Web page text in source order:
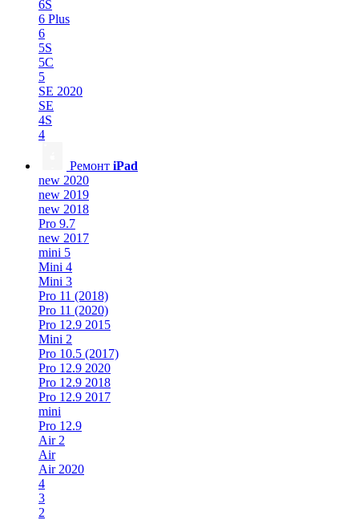
6S
6 Plus
6
5S
5C
5
SE 2020
SE
4S
4
Ремонт iPad
new 2020
new 2019
new 2018
Pro 9.7
new 2017
mini 5
Mini 4
Mini 3
Pro 11 (2018)
Pro 11 (2020)
Pro 12.9 2015
Mini 2
Pro 10.5 (2017)
Pro 12.9 2020
Pro 12.9 2018
Pro 12.9 2017
mini
Pro 12.9
Air 2
Air
Air 2020
4
3
2